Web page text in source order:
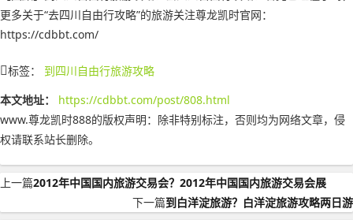
更多关于“去四川自由行攻略”的旅游关注尊龙凯时官网：
https://cdbbt.com/
标签： 到四川自由行旅游攻略
本文地址：
https://cdbbt.com/post/808.html
www.尊龙凯时888的版权声明： 除非特别标注，否则均为网络文章，侵
权请联系站长删除。
上一篇2012年中国国内旅游交易会？2012年中国国内旅游交易会展
下一篇到白洋淀旅游？白洋淀旅游攻略两日游